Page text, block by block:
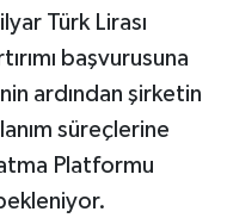
Türk Lirası
başvurusuna
ardından şirketin
süreçlerine
Platformu